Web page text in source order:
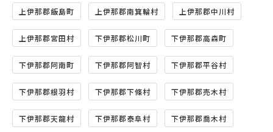
上伊那郡飯島町 上伊那郡南箕輪村 上伊那郡中川村
上伊那郡宮田村 下伊那郡松川町 下伊那郡高森町
下伊那郡阿南町 下伊那郡阿智村 下伊那郡平谷村
下伊那郡根羽村 下伊那郡下條村 下伊那郡売木村
下伊那郡天龍村 下伊那郡泰阜村 下伊那郡喬木村